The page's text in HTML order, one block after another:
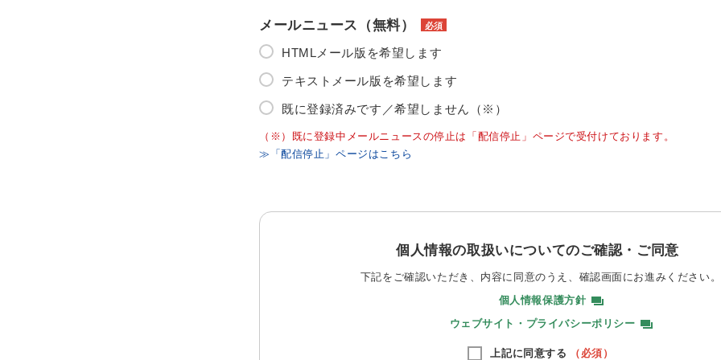
メールニュース（無料） 必須
HTMLメール版を希望します
テキストメール版を希望します
既に登録済みです／希望しません（※）
（※）既に登録中メールニュースの停止は「配信停止」ページで受付けております。
≫「配信停止」ページはこちら
個人情報の取扱いについてのご確認・ご同意
下記をご確認いただき、内容に同意のうえ、 確認画面にお進みください。
個人情報保護方針
ウェブサイト・プライバシーポリシー
上記に同意する （必須）